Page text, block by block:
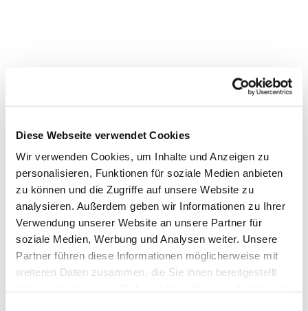
Diese Webseite verwendet Cookies
Wir verwenden Cookies, um Inhalte und Anzeigen zu
personalisieren, Funktionen für soziale Medien anbieten
zu können und die Zugriffe auf unsere Website zu
analysieren. Außerdem geben wir Informationen zu Ihrer
Verwendung unserer Website an unsere Partner für
soziale Medien, Werbung und Analysen weiter. Unsere
Partner führen diese Informationen möglicherweise mit
weiteren Daten zusammen, die Sie ihnen bereitgestellt
Dies könnte Sie auch
interessieren